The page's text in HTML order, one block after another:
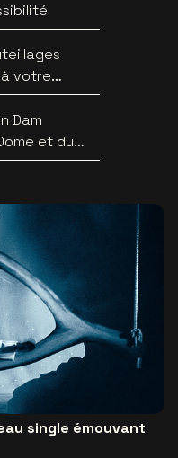
votre
Dam
et du
single émouvant